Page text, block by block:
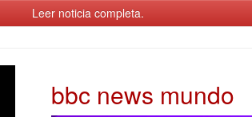
Leer noticia completa.
bbc news mundo